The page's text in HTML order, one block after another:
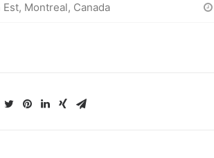
Montreal, Canada